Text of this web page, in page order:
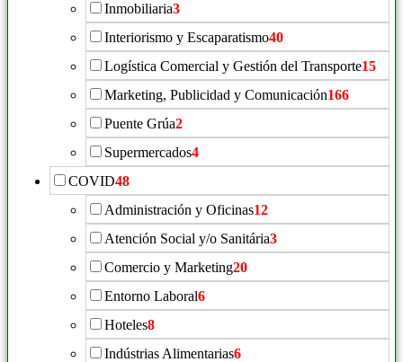
Inmobiliaria3
Interiorismo y Escaparatismo40
Logística Comercial y Gestión del Transporte15
Marketing, Publicidad y Comunicación166
Puente Grúa2
Supermercados4
COVID48
Administración y Oficinas12
Atención Social y/o Sanitária3
Comercio y Marketing20
Entorno Laboral6
Hoteles8
Indústrias Alimentarias6